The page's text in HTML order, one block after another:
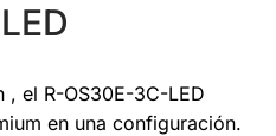
, el R-OS30E-3C-LED
en una configuración.